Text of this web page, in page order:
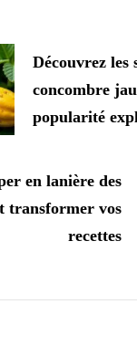
Découvrez les
concombre
popularité
en lanière des
transformer vos
recettes